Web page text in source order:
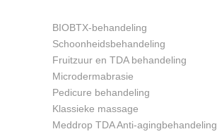
BIOBTX-behandeling
Schoonheidsbehandeling
Fruitzuur en TDA behandeling
Microdermabrasie
Pedicure behandeling
Klassieke massage
Meddrop TDA Anti-agingbehandeling